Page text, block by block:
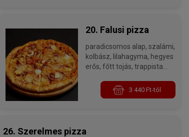
20. Falusi pizza
paradicsomos alap, szalámi,
kolbász, lilahagyma, hegyes
erős, főtt tojás, trappista
laktóz, tojás, kén-dioxid és
szulfitok
3 440 Ft-tól
26. Szerelmes pizza